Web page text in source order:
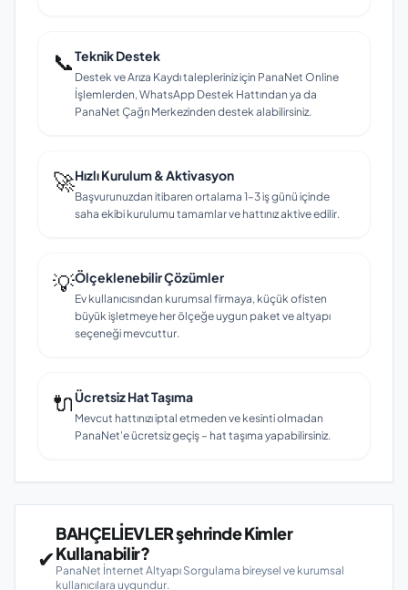
📞Teknik Destek
Destek ve Arıza Kaydı talepleriniz için PanaNet Online
İşlemlerden, WhatsApp Destek Hattından ya da
PanaNet Çağrı Merkezinden destek alabilirsiniz.
🚀Hızlı Kurulum & Aktivasyon
Başvurunuzdan itibaren ortalama 1–3 iş günü içinde
saha ekibi kurulumu tamamlar ve hattınız aktive edilir.
💡Ölçeklenebilir Çözümler
Ev kullanıcısından kurumsal firmaya, küçük ofisten
büyük işletmeye her ölçeğe uygun paket ve altyapı
seçeneği mevcuttur.
🔌Ücretsiz Hat Taşıma
Mevcut hattınızı iptal etmeden ve kesinti olmadan
PanaNet'e ücretsiz geçiş – hat taşıma yapabilirsiniz.
✔
BAHÇELİEVLER şehrinde Kimler
Kullanabilir?
PanaNet İnternet Altyapı Sorgulama bireysel ve kurumsal
kullanıcılara uygundur.